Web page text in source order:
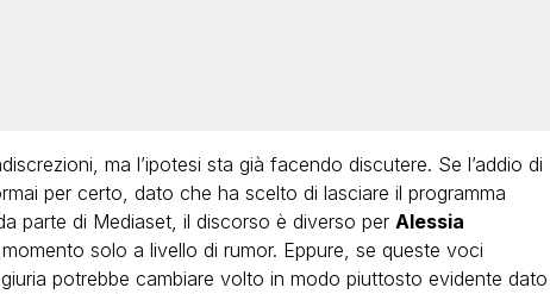
ma l’ipotesi sta già facendo discutere. Se l’addio di
per certo, dato che ha scelto di lasciare il programma
parte di Mediaset, il discorso è diverso per Alessia
solo a livello di rumor. Eppure, se queste voci
potrebbe cambiare volto in modo piuttosto evidente dato